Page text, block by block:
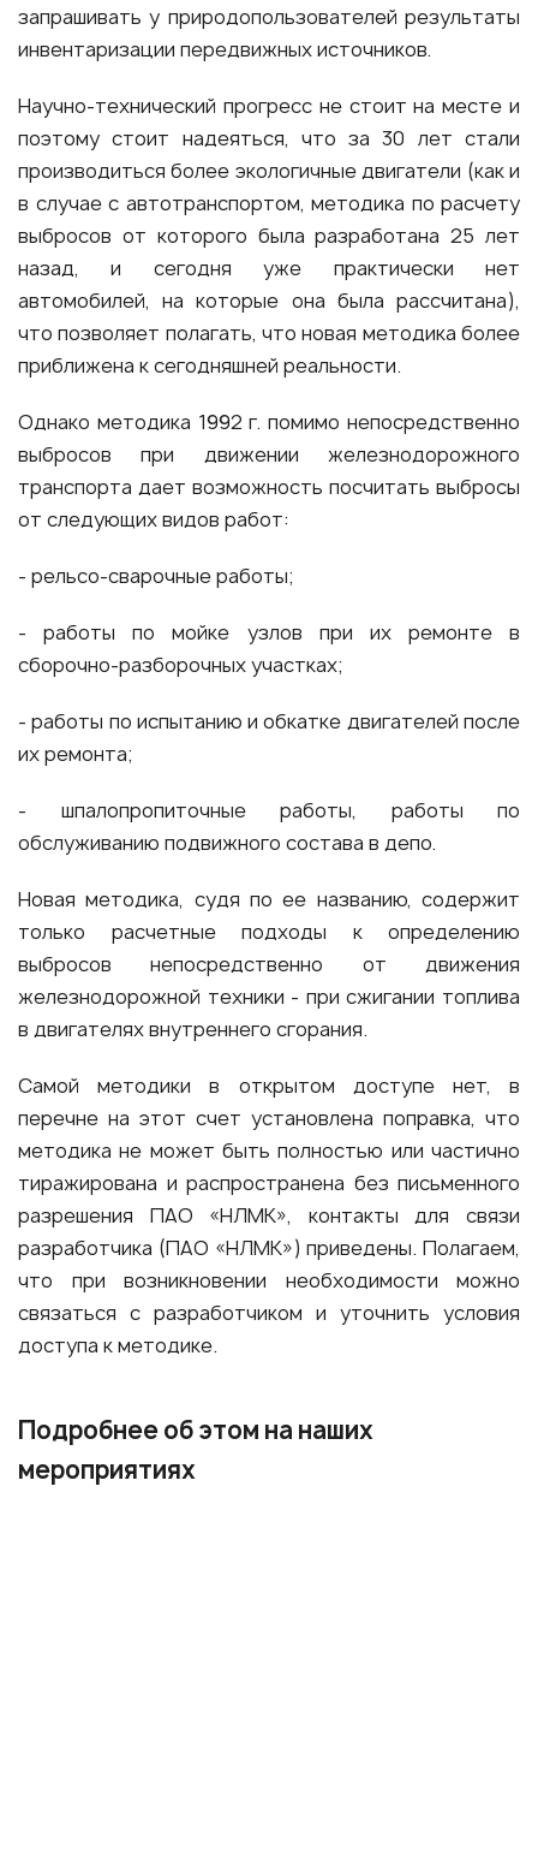
запрашивать у природопользователей результаты
инвентаризации передвижных источников.
Научно-технический прогресс не стоит на месте и
поэтому стоит надеяться, что за 30 лет стали
производиться более экологичные двигатели (как и
в случае с автотранспортом, методика по расчету
выбросов от которого была разработана 25 лет
назад, и сегодня уже практически нет
автомобилей, на которые она была рассчитана),
что позволяет полагать, что новая методика более
приближена к сегодняшней реальности.
Однако методика 1992 г. помимо непосредственно
выбросов при движении железнодорожного
транспорта дает возможность посчитать выбросы
от следующих видов работ:
- рельсо-сварочные работы;
- работы по мойке узлов при их ремонте в
сборочно-разборочных участках;
- работы по испытанию и обкатке двигателей после
их ремонта;
- шпалопропиточные работы, работы по
обслуживанию подвижного состава в депо.
Новая методика, судя по ее названию, содержит
только расчетные подходы к определению
выбросов непосредственно от движения
железнодорожной техники - при сжигании топлива
в двигателях внутреннего сгорания.
Самой методики в открытом доступе нет, в
перечне на этот счет установлена поправка, что
методика не может быть полностью или частично
тиражирована и распространена без письменного
разрешения ПАО «НЛМК», контакты для связи
разработчика (ПАО «НЛМК») приведены. Полагаем,
что при возникновении необходимости можно
связаться с разработчиком и уточнить условия
доступа к методике.
Подробнее об этом на наших
мероприятиях